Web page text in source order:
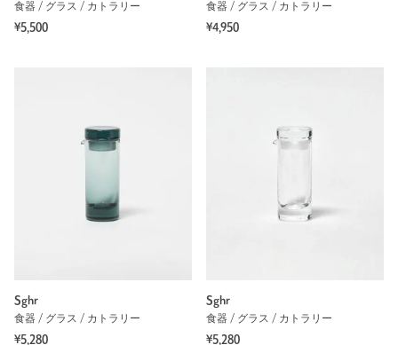
食器 / グラス / カトラリー
¥5,500
食器 / グラス / カトラリー
¥4,950
Sghr
食器 / グラス / カトラリー
¥5,280
Sghr
食器 / グラス / カトラリー
¥5,280